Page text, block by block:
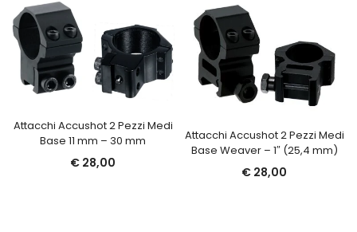
Attacchi Accushot 2 Pezzi Medi
Base 11 mm – 30 mm
€ 28,00
Attacchi Accushot 2 Pezzi Medi
Base Weaver – 1″ (25,4 mm)
€ 28,00